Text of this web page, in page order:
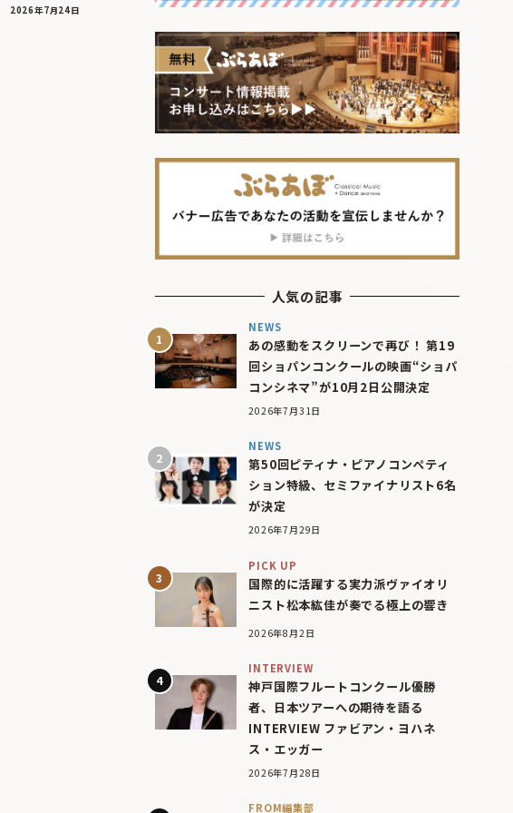
2026年7月24日
人気の記事
NEWS
あの感動をスクリーンで再び！ 第19
回ショパンコンクールの映画“ショパ
コンシネマ”が10月2日公開決定
2026年7月31日
NEWS
第50回ピティナ・ピアノコンペティ
ション特級、セミファイナリスト6名
が決定
2026年7月29日
PICK UP
国際的に活躍する実力派ヴァイオリ
ニスト松本紘佳が奏でる極上の響き
2026年8月2日
INTERVIEW
神戸国際フルートコンクール優勝
者、日本ツアーへの期待を語る
INTERVIEW ファビアン・ヨハネ
ス・エッガー
2026年7月28日
FROM編集部